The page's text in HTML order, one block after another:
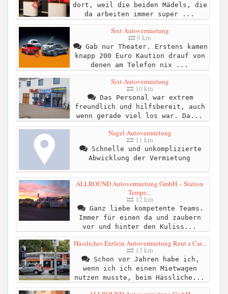
dort, weil die beiden Mädels, die
da arbeiten immer super ...
Sixt Autovermietung
9 km
Gab nur Theater. Erstens kamen
knapp 200 Euro Kaution drauf von
denen am Telefon nix ...
Sixt Autovermietung
10 km
Das Personal war extrem
freundlich und hilfsbereit, auch
wenn gerade viel los war. Da...
Nagel Autovermietung
11 km
Schnelle und unkomplizierte
Abwicklung der Vermietung
ALLROUND Autovermietung GmbH – Station
Tempe...
12 km
Ganz liebe kompetente Teams.
Immer für einen da und zaubern
vor und hinter den Kuliss...
Hässliches Entlein Autovermietung Rent a Car...
13 km
Schon vor Jahren habe ich,
wenn ich ich einen Mietwagen
nutzen musste, beim Hässliche...